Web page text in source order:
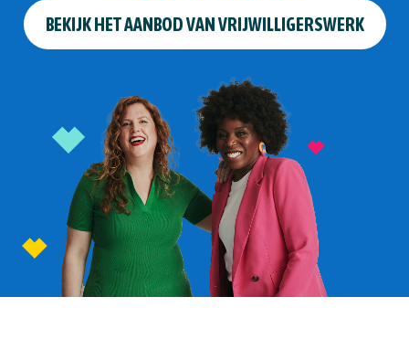
BEKIJK HET AANBOD VAN VRIJWILLIGERSWERK